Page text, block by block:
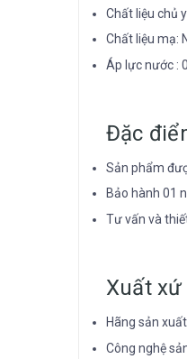
Chất liệu chủ
Chất liệu mạ:
Áp lực nước :
Đặc
Sản phẩm
Bảo hành 01
Tư vấn và
Xuất
Hãng sản xuất
Công nghệ